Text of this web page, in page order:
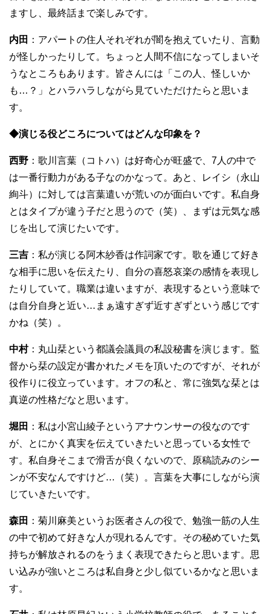
ますし、最終話まで楽しみです。
内田 ：アパートの住人それぞれが闇を抱えていたり、言動
が怪しかったりして。ちょっと人間不信になってしまいそ
うなところもあります。皆さんには「この人、怪しいか
も…？」とハラハラしながら見ていただけたらと思いま
す。
◆演じる役どころについてはどんな印象を？
西野 ：歌川言葉（コトハ）は好奇心が旺盛で、7人の中で
は一番行動力がある子なのかなって。あと、レイシ（永山
絢斗）に対しては言葉遣いが荒いのが面白いです。私自身
とはタイプが違う子だと思うので（笑）、まずは元気な感
じを出して演じたいです。
三吉 ：私が演じる阿木紗香は作詞家です。歌を通じて好き
な相手に思いを伝えたり、自分の喜怒哀楽の感情を表現し
たりしていて。職業は違いますが、表現するという意味で
は自分自身と近い…まぁ遠すぎず近すぎずという感じです
かね（笑）。
中村：丸山栞という都議会議員の私設秘書を演じます。監
督から栞の設定が書かれたメモを頂いたのですが、それが
役作りに役立っています。オフの私と、常に強気な栞とは
真逆の性格だなと思います。
堀田 ：私は小宮山綾子というアナウンサーの役なのです
が、とにかく真実を伝えていきたいと思っている女性で
す。私自身そこまで滑舌が良くないので、原稿読みのシー
ンが不安なんですけど…（笑）。言葉を大事にしながら演
じていきたいです。
森田 ：菊川麻美というお医者さんの役で、勉強一筋の人生
の中で初めて好きな人が現れるんです。その秘めていた気
持ちが解放されるのをうまく表現できたらと思います。思
い込みが強いところは私自身と少し似ているかなと思いま
す。